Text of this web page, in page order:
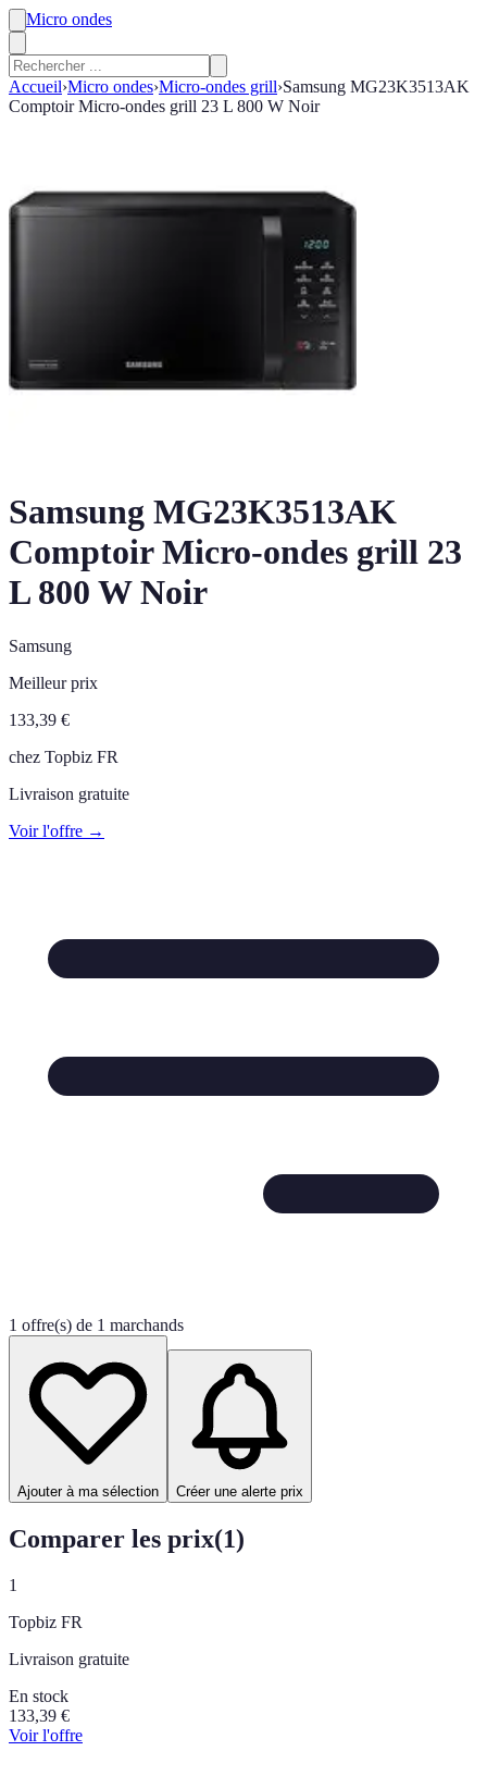
Micro ondes
Accueil›Micro ondes›Micro-ondes grill›Samsung MG23K3513AK
Comptoir Micro-ondes grill 23 L 800 W Noir
Samsung MG23K3513AK
Comptoir Micro-ondes grill 23
L 800 W Noir
Samsung
Meilleur prix
133,39 €
chez Topbiz FR
Livraison gratuite
Voir l'offre →
1 offre(s) de 1 marchands
Ajouter à ma sélection Créer une alerte prix
Comparer les prix(1)
1
Topbiz FR
Livraison gratuite
En stock
133,39 €
Voir l'offre